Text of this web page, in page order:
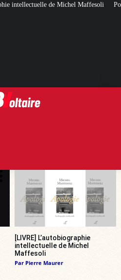
Pour regagner son influence en Afrique,
[LIVRE] L’autobiographie
intellectuelle de Michel
Maffesoli
Par Pierre Maurer